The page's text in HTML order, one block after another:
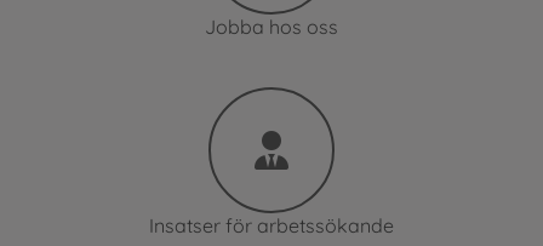
Jobba hos oss
Insatser för arbetssökande